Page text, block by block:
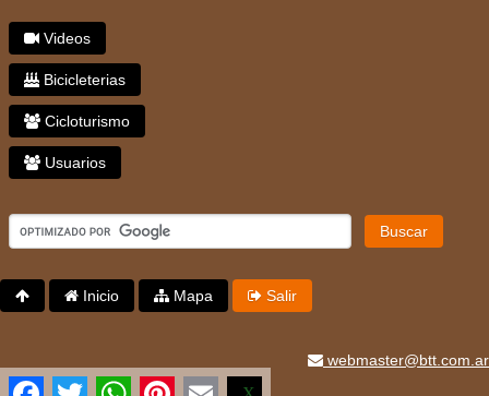
Videos
Bicicleterias
Cicloturismo
Usuarios
Buscar
Inicio Mapa Salir
webmaster@btt.com.ar
Facebook
Twitter WhatsApp
PinterestEmail